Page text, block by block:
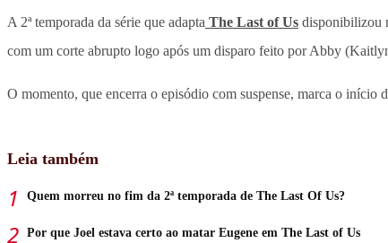
A 2ª temporada da série que adapta The Last of Us disponibilizou
com um corte abrupto logo após um disparo feito por Abby
O momento, que encerra o episódio com suspense, marca o
Leia também
Quem morreu no fim da 2ª temporada de The Last Of Us?
Por que Joel estava certo ao matar Eugene em The Last of Us